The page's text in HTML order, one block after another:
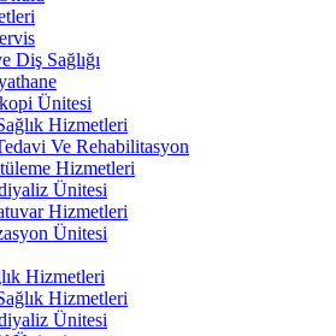
Diş Sağlığı
Ünitesi
Hizmetleri
Ve Rehabilitasyon
Hizmetleri
Ünitesi
Hizmetleri
Ünitesi
Hizmetleri
Hizmetleri
Ünitesi